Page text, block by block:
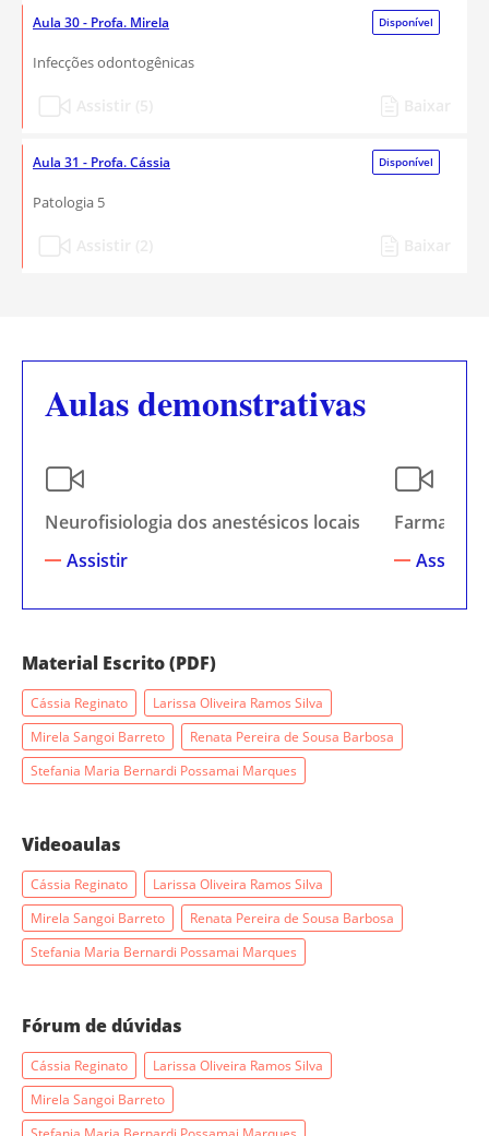
Aula 30 - Profa. Mirela Disponível
Infecções odontogênicas
Aula 31 - Profa. Cássia Disponível
Patologia 5
Aulas demonstrativas
Neurofisiologia dos anestésicos locais
Assistir
Assistir
Material Escrito (PDF)
Cássia Reginato
Larissa Oliveira Ramos Silva
Mirela Sangoi Barreto
Renata Pereira de Sousa Barbosa
Stefania Maria Bernardi Possamai Marques
Videoaulas
Cássia Reginato
Larissa Oliveira Ramos Silva
Mirela Sangoi Barreto
Renata Pereira de Sousa Barbosa
Stefania Maria Bernardi Possamai Marques
Fórum de dúvidas
Cássia Reginato
Larissa Oliveira Ramos Silva
Mirela Sangoi Barreto